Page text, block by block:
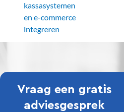
kassasystemen
en e-commerce
integreren
Vraag een gratis
adviesgesprek